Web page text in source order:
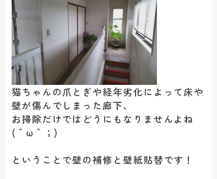
猫ちゃんの爪とぎや経年劣化によって床や
壁が傷んでしまった廊下、
お掃除だけではどうにもなりませんよね
(＾ω＾；)
ということで壁の補修と壁紙貼替です！